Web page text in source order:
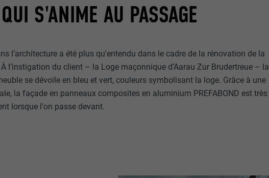
S'ANIME AU PASSAGE
l’architecture a été plus qu'entendu dans le cadre de la rénovation de la
l’instigation du client – la Loge maçonnique d’Aarau Zur Brudertreue – la
se dévoile en bleu et vert, couleurs symbolisant la loge. Grâce à une
la façade en panneaux composites en aluminium PREFABOND est très
lorsque l'on passe devant.